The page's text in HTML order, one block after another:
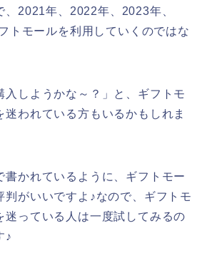
、2021年、2022年、2023年、
トモールを利用していくのではな
入しようかな～？」と、ギフトモ
迷われている方もいるかもしれま
書かれているように、ギフトモー
判がいいですよ♪なので、ギフトモ
迷っている人は一度試してみるの
♪